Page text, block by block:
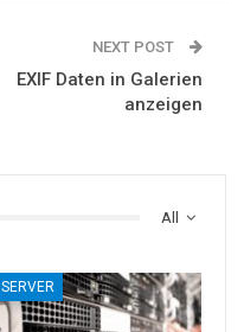
NEXT POST
EXIF Daten in Galerien
anzeigen
All
SERVER